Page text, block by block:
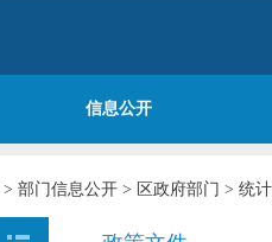
信息公开
> 部门信息公开 > 区政府部门 > 统